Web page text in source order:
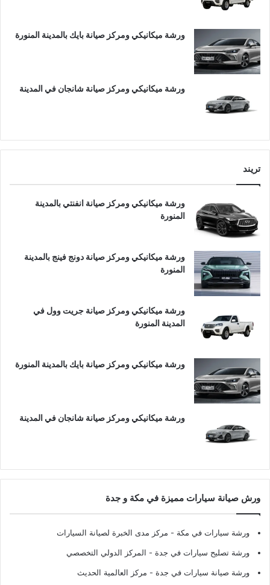
ورشة ميكانيكي ومركز صيانة بايك بالمدينة المنورة
ورشة ميكانيكي ومركز صيانة شانجان في المدينة
تريند
ورشة ميكانيكي ومركز صيانة انفنتي بالمدينة
المنورة
ورشة ميكانيكي ومركز صيانة دونج فينج بالمدينة
المنورة
ورشة ميكانيكي ومركز صيانة جريت وول في
المدينة المنورة
ورشة ميكانيكي ومركز صيانة بايك بالمدينة المنورة
ورشة ميكانيكي ومركز صيانة شانجان في المدينة
ورش صيانة سيارات مميزة في مكة و جدة
ورشة سيارات في مكة - مركز مدى الخبرة لصيانة السيارات
ورشة تصليح سيارات في جدة - المركز الدولي التخصصي
ورشة صيانة سيارات في جدة - مركز العالمية الحديث